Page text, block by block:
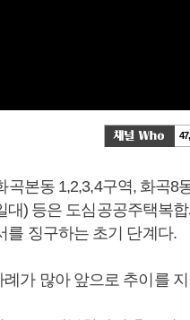
본동 1,2,3,4구역, 화곡8
) 등은 도심공공주택복
를 징구하는 초기 단계다.
가 많아 앞으로 추이를